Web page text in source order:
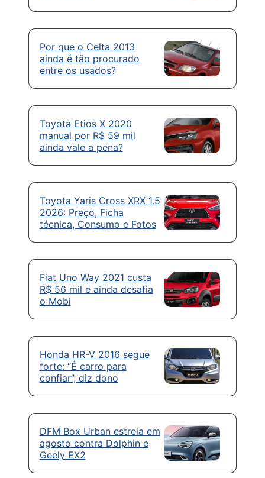
Por que o Celta 2013
ainda é tão procurado
entre os usados?
Toyota Etios X 2020
manual por R$ 59 mil
ainda vale a pena?
Toyota Yaris Cross XRX 1.5
2026: Preço, Ficha
técnica, Consumo e Fotos
Fiat Uno Way 2021 custa
R$ 56 mil e ainda desafia
o Mobi
Honda HR-V 2016 segue
forte: “É carro para
confiar”, diz dono
DFM Box Urban estreia em
agosto contra Dolphin e
Geely EX2